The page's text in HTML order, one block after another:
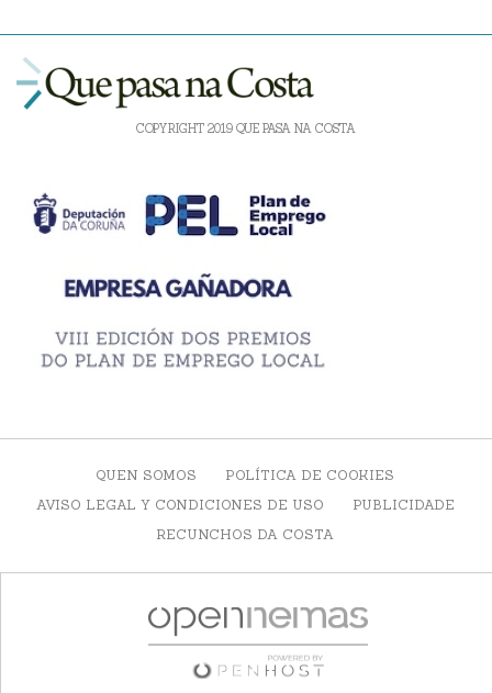
COPYRIGHT 2019 QUE PASA NA COSTA
QUEN SOMOS
POLÍTICA DE COOKIES
AVISO LEGAL Y CONDICIONES DE USO
PUBLICIDADE
RECUNCHOS DA COSTA